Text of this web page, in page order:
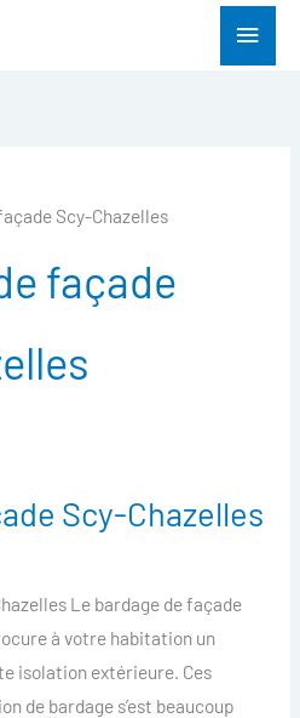
Menu
Scy-Chazelles
façade
Scy-Chazelles
Le bardage de façade
à votre habitation un
isolation extérieure. Ces
de bardage s’est beaucoup